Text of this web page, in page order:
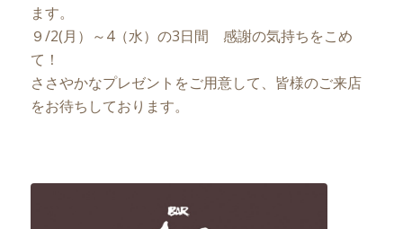
ます。
９/2(月）～4（水）の3日間 感謝の気持ちをこめ
て！
ささやかなプレゼントをご用意して、皆様のご来店
をお待ちしております。